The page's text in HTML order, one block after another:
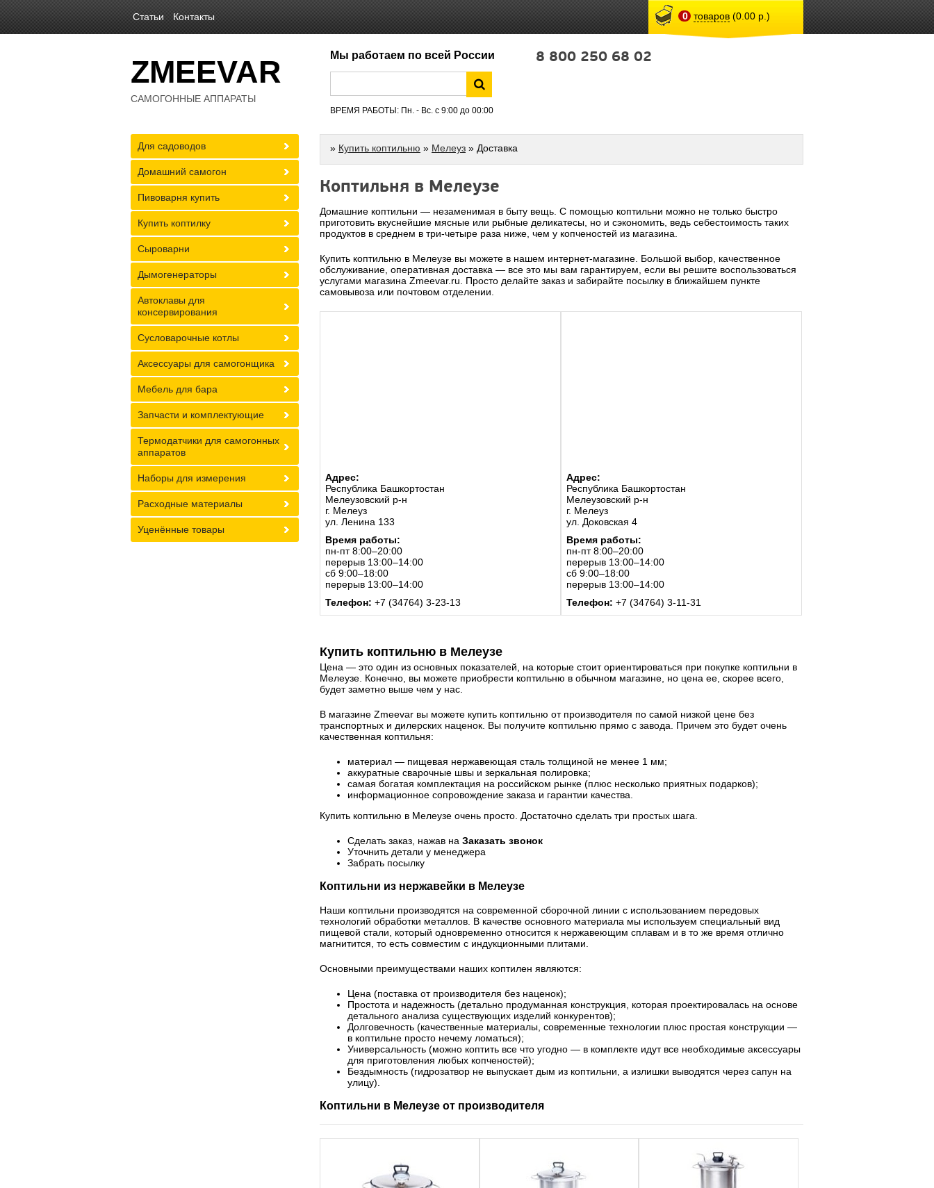
Статьи Контакты 0 товаров(0.00 р.)
ZMEEVAR
САМОГОННЫЕ АППАРАТЫ
Мы работаем по всей России
ВРЕМЯ РАБОТЫ: Пн. - Вс. с 9:00 до 00:00
8 800 250 68 02
» Купить коптильню » Мелеуз » Доставка
Коптильня в Мелеузе
Домашние коптильни — незаменимая в быту вещь. С помощью коптильни можно не только быстро
приготовить вкуснейшие мясные или рыбные деликатесы, но и сэкономить, ведь себестоимость таких
продуктов в среднем в три-четыре раза ниже, чем у копченостей из магазина.
Купить коптильню в Мелеузе вы можете в нашем интернет-магазине. Большой выбор, качественное
обслуживание, оперативная доставка — все это мы вам гарантируем, если вы решите воспользоваться
услугами магазина Zmeevar.ru. Просто делайте заказ и забирайте посылку в ближайшем пункте
самовывоза или почтовом отделении.
Адрес:
Республика Башкортостан
Мелеузовский р-н
г. Мелеуз
ул. Ленина 133
Время работы:
пн-пт 8:00–20:00
перерыв 13:00–14:00
сб 9:00–18:00
перерыв 13:00–14:00
Телефон: +7 (34764) 3-23-13
Адрес:
Республика Башкортостан
Мелеузовский р-н
г. Мелеуз
ул. Доковская 4
Время работы:
пн-пт 8:00–20:00
перерыв 13:00–14:00
сб 9:00–18:00
перерыв 13:00–14:00
Телефон: +7 (34764) 3-11-31
Купить коптильню в Мелеузе
Цена — это один из основных показателей, на которые стоит ориентироваться при покупке коптильни в
Мелеузе. Конечно, вы можете приобрести коптильню в обычном магазине, но цена ее, скорее всего,
будет заметно выше чем у нас.
В магазине Zmeevar вы можете купить коптильню от производителя по самой низкой цене без
транспортных и дилерских наценок. Вы получите коптильню прямо с завода. Причем это будет очень
качественная коптильня:
материал — пищевая нержавеющая сталь толщиной не менее 1 мм;
аккуратные сварочные швы и зеркальная полировка;
самая богатая комплектация на российском рынке (плюс несколько приятных подарков);
информационное сопровождение заказа и гарантии качества.
Купить коптильню в Мелеузе очень просто. Достаточно сделать три простых шага.
Сделать заказ, нажав на Заказать звонок
Уточнить детали у менеджера
Забрать посылку
Коптильни из нержавейки в Мелеузе
Наши коптильни производятся на современной сборочной линии с использованием передовых
технологий обработки металлов. В качестве основного материала мы используем специальный вид
пищевой стали, который одновременно относится к нержавеющим сплавам и в то же время отлично
магнитится, то есть совместим с индукционными плитами.
Основными преимуществами наших коптилен являются:
Цена (поставка от производителя без наценок);
Простота и надежность (детально продуманная конструкция, которая проектировалась на основе
детального анализа существующих изделий конкурентов);
Долговечность (качественные материалы, современные технологии плюс простая конструкции —
в коптильне просто нечему ломаться);
Универсальность (можно коптить все что угодно — в комплекте идут все необходимые аксессуары
для приготовления любых копченостей);
Бездымность (гидрозатвор не выпускает дым из коптильни, а излишки выводятся через сапун на
улицу).
Коптильни в Мелеузе от производителя
Для садоводов
Домашний самогон
Пивоварня купить
Купить коптилку
Сыроварни
Дымогенераторы
Автоклавы для
консервирования
Сусловарочные котлы
Аксессуары для самогонщика
Мебель для бара
Запчасти и комплектующие
Термодатчики для самогонных
аппаратов
Наборы для измерения
Расходные материалы
Уценённые товары